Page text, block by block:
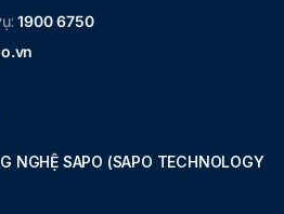
1900 6750
NGHỆ SAPO (SAPO TECHNOLOGY